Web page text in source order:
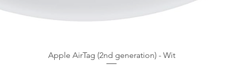
Apple AirTag (2nd generation) - Wit